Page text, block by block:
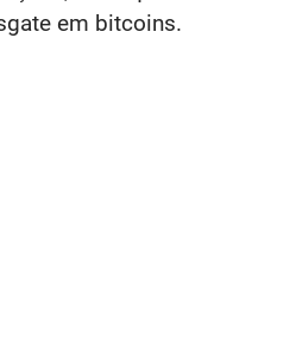
em bitcoins.